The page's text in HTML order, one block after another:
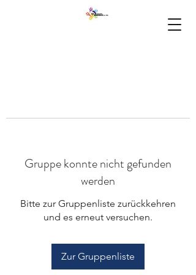
Gruppe konnte nicht gefunden
werden
Bitte zur Gruppenliste zurückkehren
und es erneut versuchen.
Zur Gruppenliste